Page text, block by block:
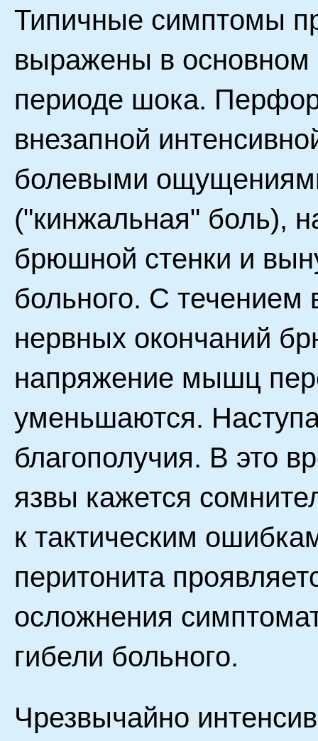
Типичные симптомы
выражены в основном
периоде шока.
внезапной
болевыми
("кинжальная" боль),
брюшной стенки и
больного. С течением
нервных окончаний
напряжение мышц
уменьшаются.
благополучия. В это
язвы кажется
к тактическим
перитонита
осложнения
гибели больного.
Чрезвычайно